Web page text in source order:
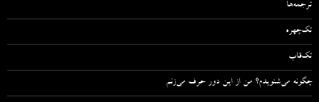
ترجمه‌ها
تک‌چهره
تک‌قاب
چگونه می‌شنویدم؟ من از این دور حرف می‌زنم